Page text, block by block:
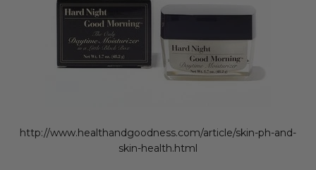
http://www.healthandgoodness.com/article/skin-ph-and-
skin-health.html